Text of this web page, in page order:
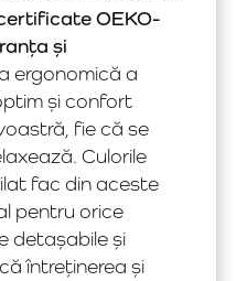
OEKO-
și
ergonomică a
și confort
fie că se
Culorile
fac din aceste
pentru orice
detașabile și
întreținerea și